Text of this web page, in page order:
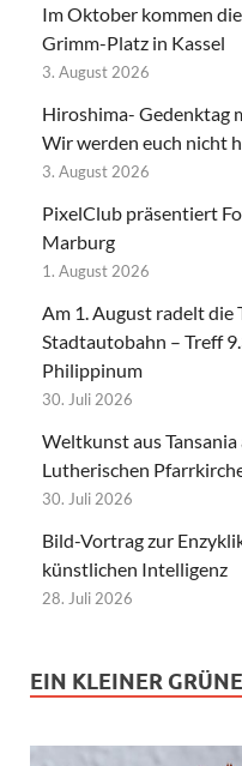
Im Oktober kommen
Grimm-Platz in Kassel
3. August 2026
Hiroshima- Gedenktag
Wir werden euch nicht
3. August 2026
PixelClub präsentiert
Marburg
1. August 2026
Am 1. August radelt die
Stadtautobahn – Treff
Philippinum
30. Juli 2026
Weltkunst aus
Lutherischen
30. Juli 2026
Bild-Vortrag zur
künstlichen Intelligenz
28. Juli 2026
EIN KLEINER